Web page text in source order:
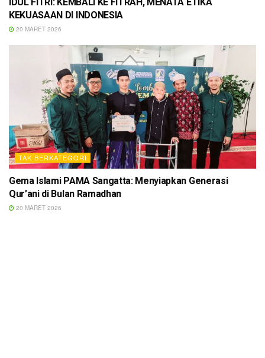
KEKUASAAN DI INDONESIA
20 MARET 2026
TAK BERKATEGORI
Gema Islami PAMA Sangatta: Menyiapkan Generasi
Qur’ani di Bulan Ramadhan
20 MARET 2026